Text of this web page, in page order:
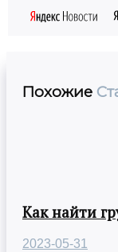
Похожие
Как найти
2023-05-31